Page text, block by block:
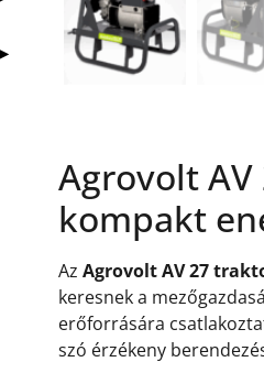
Agrovolt
kompakt
Az Agrovolt AV 27
keresnek a
erőforrására
szó érzékeny